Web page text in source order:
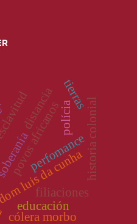
dom luis da cunha
povos africanos
perfomancehistoria colonial
distancia
filiaciones
educación
polícia
cólera morbo
tierras